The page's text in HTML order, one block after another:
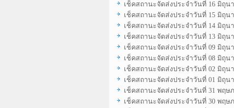
เช็คสถานะจัดส่งประจำวันที่ 16 มิถุน
เช็คสถานะจัดส่งประจำวันที่ 15 มิถุน
เช็คสถานะจัดส่งประจำวันที่ 14 มิถุน
เช็คสถานะจัดส่งประจำวันที่ 13 มิถุน
เช็คสถานะจัดส่งประจำวันที่ 09 มิถุน
เช็คสถานะจัดส่งประจำวันที่ 08 มิถุน
เช็คสถานะจัดส่งประจำวันที่ 02 มิถุน
เช็คสถานะจัดส่งประจำวันที่ 01 มิถุน
เช็คสถานะจัดส่งประจำวันที่ 31 พฤษ
เช็คสถานะจัดส่งประจำวันที่ 30 พฤษ